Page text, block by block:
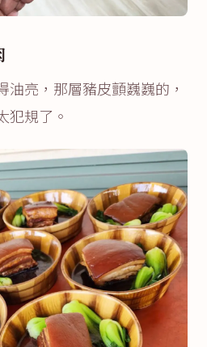
亮，那層豬皮顫巍巍的，
犯規了。